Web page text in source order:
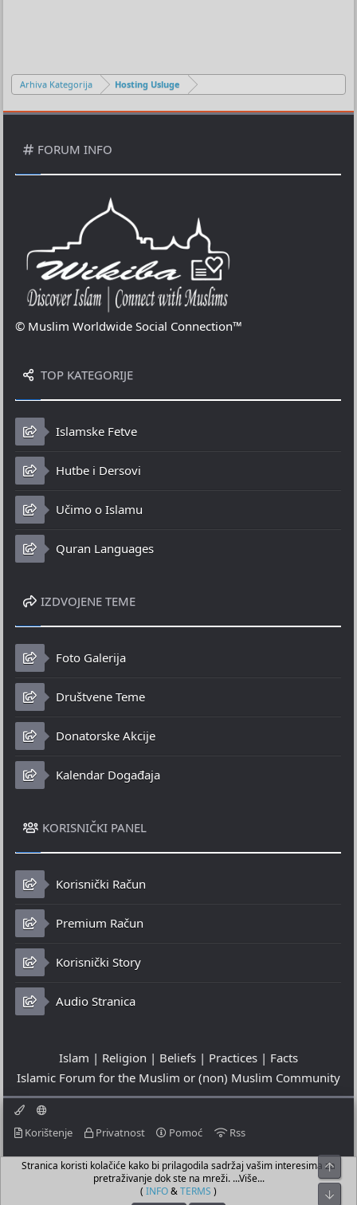
Arhiva Kategorija Hosting Usluge
FORUM INFO
© Muslim Worldwide Social Connection™
TOP KATEGORIJE
Islamske Fetve
Hutbe i Dersovi
Učimo o Islamu
Quran Languages
IZDVOJENE TEME
Foto Galerija
Društvene Teme
Donatorske Akcije
Kalendar Događaja
KORISNIČKI PANEL
Korisnički Račun
Premium Račun
Korisnički Story
Audio Stranica
Islam | Religion | Beliefs | Practices | Facts
Islamic Forum for the Muslim or (non) Muslim Community
Korištenje Privatnost Pomoć Rss
© 2023 - 06-08-2026
© Islamic Community Platform ®
Stranica koristi kolačiće kako bi prilagodila sadržaj vašim interesima za
pretraživanje dok ste na mreži. ...Više...
( INFO&TERMS )
Top